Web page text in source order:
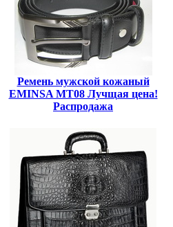
Ремень мужской кожаный
EMINSA MT08 Лучщая цена!
Распродажа